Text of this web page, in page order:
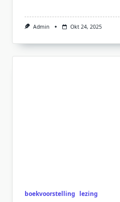
Admin Okt 24, 2025
boekvoorstelling lezing